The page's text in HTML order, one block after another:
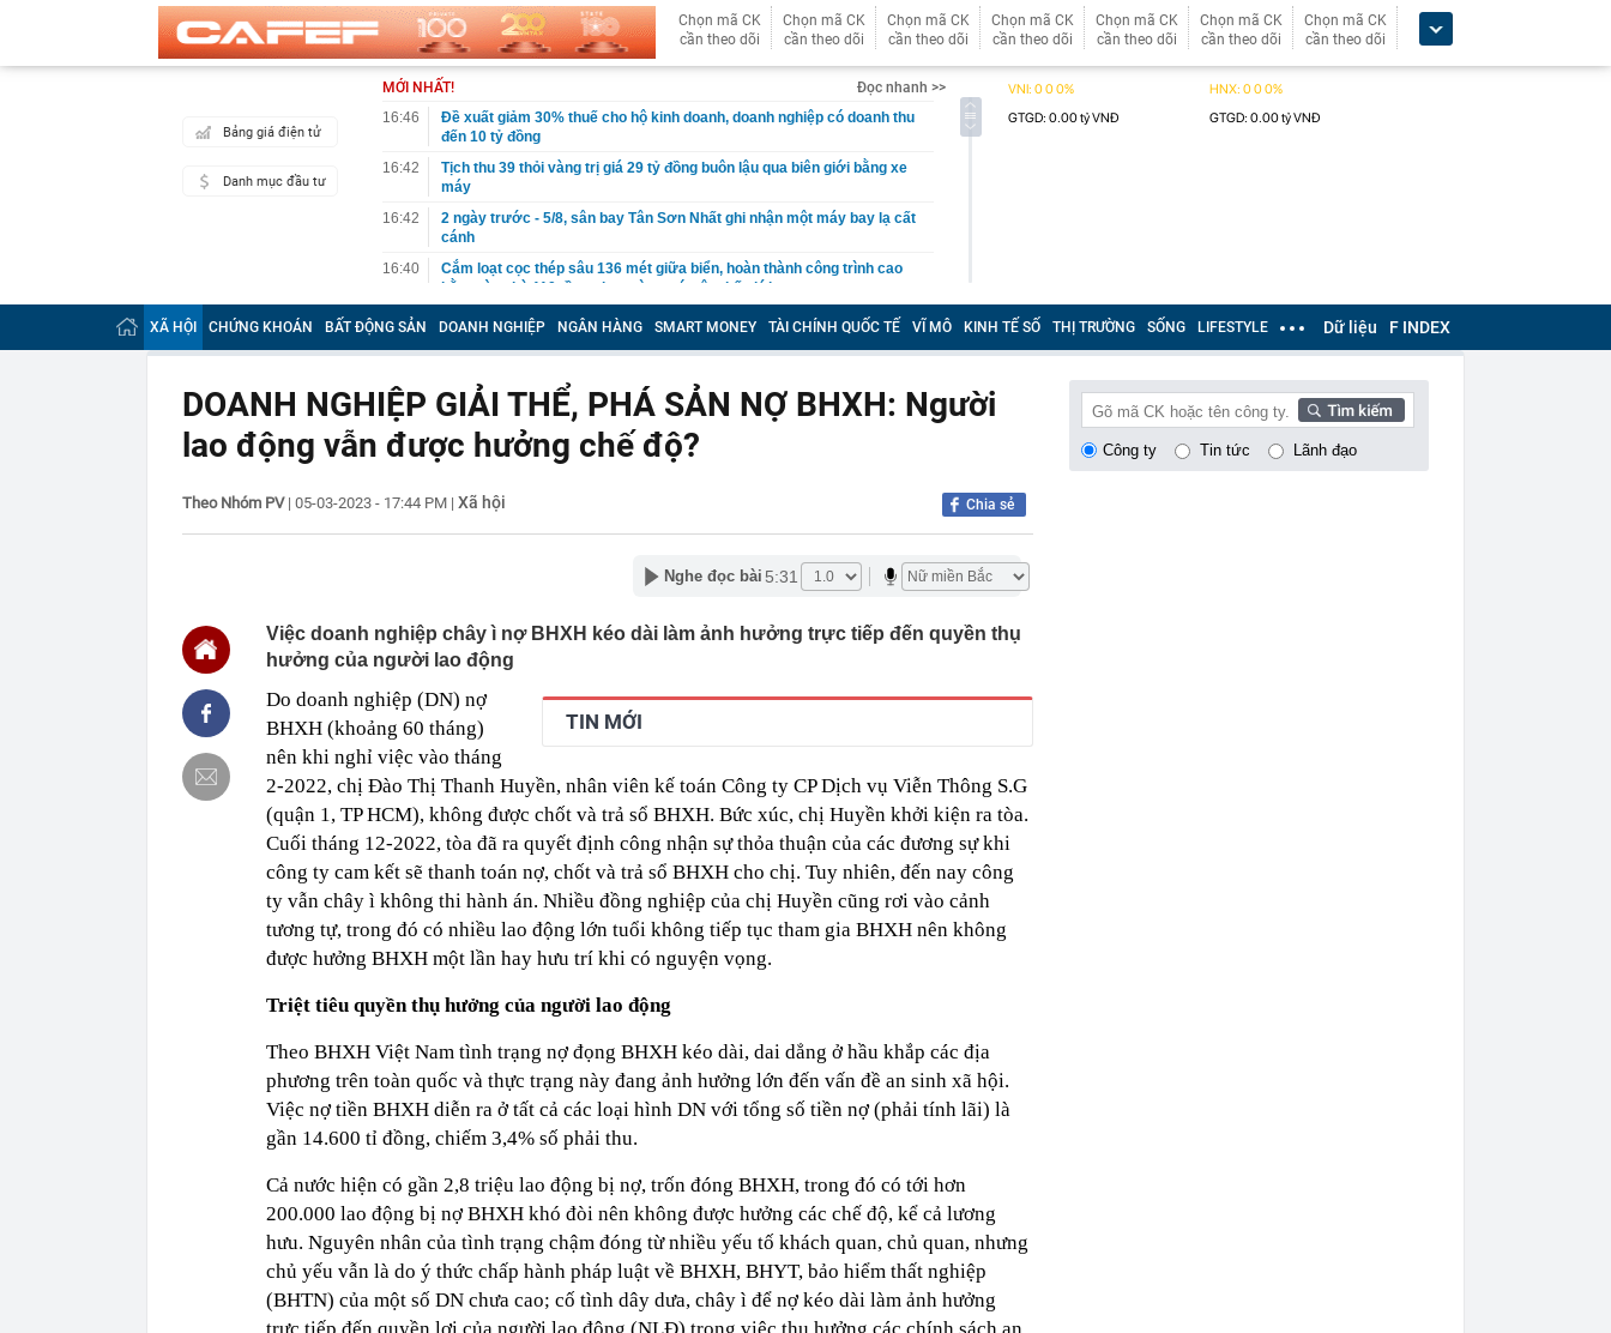
Chọn mã CK
cần theo dõi
Chọn mã CK
cần theo dõi
Chọn mã CK
cần theo dõi
Chọn mã CK
cần theo dõi
Chọn mã CK
cần theo dõi
Chọn mã CK
cần theo dõi
Chọn mã CK
cần theo dõi
Bảng giá điện tử
Danh mục đầu tư
MỚI NHẤT!
Đọc nhanh >>
16:46
Đề xuất giảm 30% thuế cho hộ kinh doanh, doanh nghiệp có doanh thu
đến 10 tỷ đồng
16:42
Tịch thu 39 thỏi vàng trị giá 29 tỷ đồng buôn lậu qua biên giới bằng xe
máy
16:42
2 ngày trước - 5/8, sân bay Tân Sơn Nhất ghi nhận một máy bay lạ cất
cánh
16:40
Cắm loạt cọc thép sâu 136 mét giữa biển, hoàn thành công trình cao
bằng tòa nhà 110 tầng chưa từng có trên thế giới
16:38
9 trụ cầu Hồng Hà dần lộ diện giữa sông Hồng
16:32
Đề xuất giảm 30% thuế cho hộ kinh doanh, doanh nghiệp thu dưới 10
16:30
Vì sao ghế nhựa thường có lỗ tròn ở giữa?
16:30
Bắt giữ Lê Thị Quỳnh SN 1995 trong phòng hát karaoke
Sau ngày 31/8, một ngân hàng có thể từ chối giao dịch rút/chuyển tiền
"Tình hình vô cùng phức tạp": Nga đổi chiến thuật, đánh vào "huyết
mạch" của Ukraine
Honda PCX160 2027 trình làng với màn hình TFT và HSTC, đe dọa ngôi
vương của Yamaha NVX và Honda SH
16:15
Một chủ tịch giữ lời, mua hết lượng cổ phiếu đã đăng ký
"lạnh nhất Việt Nam": Khi nào đón khách?
16:13
Lừa cho thuê nhà đã được ngân hàng bán đấu giá, một chủ tịch HĐQT
công ty bị bắt
16:12
Cổ phiếu DN nhà nước GVR, BCM, GAS... đồng loạt tăng trần: Điều gì
16:12
Phương án thi lại cho học sinh Chuyên Tuyên Quang: Ông Đỗ Anh Tuấn
làm Trưởng Ban chỉ đạo cấp tỉnh
16:07
Chủ tịch Hải Phát Invest "gom" thành công 10 triệu cổ phiếu HPX
Tăng tốc thi công nút giao cửa ngõ phía Nam Hà Nội, cán đích cuối
năm 2026
16:05
13,4 triệu lượt tìm kiếm về chủ đề việc làm trong 7 tháng đầu năm
XÃ HỘI CHỨNG KHOÁN BẤT ĐỘNG SẢN DOANH NGHIỆP NGÂN HÀNG SMART MONEY TÀI CHÍNH QUỐC TẾ VĨ MÔ KINH TẾ SỐ THỊ TRƯỜNG SỐNG LIFESTYLE Dữ liệu F INDEX
DOANH NGHIỆP GIẢI THỂ, PHÁ SẢN NỢ BHXH: Người
lao động vẫn được hưởng chế độ?
Theo Nhóm PV| 05-03-2023 - 17:44 PM | Xã hội Chia sẻ
Nghe đọc bài 5:31
Việc doanh nghiệp chây ì nợ BHXH kéo dài làm ảnh hưởng trực tiếp đến quyền thụ
hưởng của người lao động
TIN MỚI
Do doanh nghiệp (DN) nợ
BHXH (khoảng 60 tháng)
nên khi nghỉ việc vào tháng
2-2022, chị Đào Thị Thanh Huyền, nhân viên kế toán Công ty CP Dịch vụ Viễn Thông S.G
(quận 1, TP HCM), không được chốt và trả sổ BHXH. Bức xúc, chị Huyền khởi kiện ra tòa.
Cuối tháng 12-2022, tòa đã ra quyết định công nhận sự thỏa thuận của các đương sự khi
công ty cam kết sẽ thanh toán nợ, chốt và trả sổ BHXH cho chị. Tuy nhiên, đến nay công
ty vẫn chây ì không thi hành án. Nhiều đồng nghiệp của chị Huyền cũng rơi vào cảnh
tương tự, trong đó có nhiều lao động lớn tuổi không tiếp tục tham gia BHXH nên không
được hưởng BHXH một lần hay hưu trí khi có nguyện vọng.
Triệt tiêu quyền thụ hưởng của người lao động
Theo BHXH Việt Nam tình trạng nợ đọng BHXH kéo dài, dai dẳng ở hầu khắp các địa
phương trên toàn quốc và thực trạng này đang ảnh hưởng lớn đến vấn đề an sinh xã hội.
Việc nợ tiền BHXH diễn ra ở tất cả các loại hình DN với tổng số tiền nợ (phải tính lãi) là
gần 14.600 tỉ đồng, chiếm 3,4% số phải thu.
Cả nước hiện có gần 2,8 triệu lao động bị nợ, trốn đóng BHXH, trong đó có tới hơn
200.000 lao động bị nợ BHXH khó đòi nên không được hưởng các chế độ, kể cả lương
hưu. Nguyên nhân của tình trạng chậm đóng từ nhiều yếu tố khách quan, chủ quan, nhưng
chủ yếu vẫn là do ý thức chấp hành pháp luật về BHXH, BHYT, bảo hiểm thất nghiệp
(BHTN) của một số DN chưa cao; cố tình dây dưa, chây ì để nợ kéo dài làm ảnh hưởng
Công ty Tin tức Lãnh đạo